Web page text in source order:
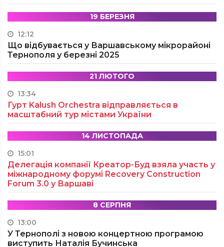
19 БЕРЕЗНЯ
12:12
Що відбувається у Варшавському мікрорайоні
Тернополя у березні 2025
21 ЛЮТОГО
13:34
Гурт Kalush Orchestra відправляється в
масштабний тур містами України
14 ЛИСТОПАДА
15:01
Делегація компанії Креатор-Буд взяла участь у
міжнародному форумі Recovery Construction
Forum 3.0 у Варшаві
8 СЕРПНЯ
13:00
У Тернополі з новою концертною програмою
виступить Наталія Бучинська